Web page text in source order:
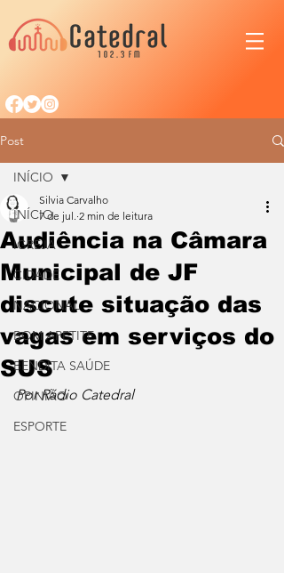
Post
INÍCIO
IGREJA
CIDADE
NACIONAL
BOM APETITE
BENDITA SAÚDE
OPINIÃO
ESPORTE
INÍCIO
Audiência na Câmara
Municipal de JF
discute situação das
vagas em serviços do
SUS
Silvia Carvalho
7 de jul. 2 min de leitura
Por Rádio Catedral